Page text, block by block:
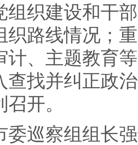
组织建设和干
织路线情况；
计、主题教育
查找并纠正政
开。
察组组长强